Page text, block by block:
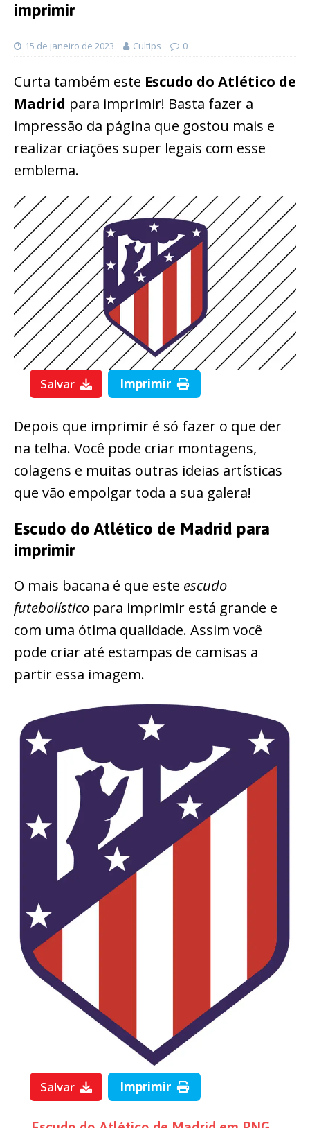
imprimir
15 de janeiro de 2023 Cultips 0
Curta também este Escudo do Atlético de
Madrid para imprimir! Basta fazer a
impressão da página que gostou mais e
realizar criações super legais com esse
emblema.
Salvar Imprimir
Depois que imprimir é só fazer o que der
na telha. Você pode criar montagens,
colagens e muitas outras ideias artísticas
que vão empolgar toda a sua galera!
Escudo do Atlético de Madrid para
imprimir
O mais bacana é que este escudo
futebolístico para imprimir está grande e
com uma ótima qualidade. Assim você
pode criar até estampas de camisas a
partir essa imagem.
Salvar Imprimir